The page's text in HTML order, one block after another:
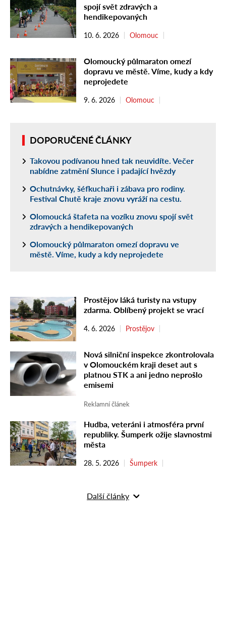
spojí svět zdravých a
hendikepovaných
10. 6. 2026 Olomouc
Olomoucký půlmaraton omezí
dopravu ve městě. Víme, kudy a kdy
neprojedete
9. 6. 2026 Olomouc
DOPORUČENÉ ČLÁNKY
Takovou podívanou hned tak neuvidíte. Večer
nabídne zatmění Slunce i padající hvězdy
Ochutnávky, šéfkuchaři i zábava pro rodiny.
Festival Chutě kraje znovu vyráží na cestu.
Olomoucká štafeta na vozíku znovu spojí svět
zdravých a hendikepovaných
Olomoucký půlmaraton omezí dopravu ve
městě. Víme, kudy a kdy neprojedete
Prostějov láká turisty na vstupy
zdarma. Oblíbený projekt se vrací
4. 6. 2026 Prostějov
Nová silniční inspekce zkontrolovala
v Olomouckém kraji deset aut s
platnou STK a ani jedno neprošlo
emisemi
Reklamní článek
Hudba, veteráni i atmosféra první
republiky. Šumperk ožije slavnostmi
města
28. 5. 2026 Šumperk
Další články